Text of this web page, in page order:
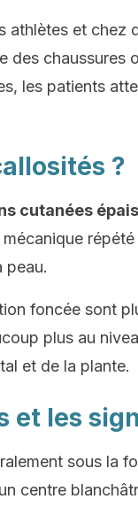
athlètes et chez
des chaussures
les patients
?
cutanées
mécanique
peau.
foncée sont
plus au
et de la plante.
et les
sous la
centre